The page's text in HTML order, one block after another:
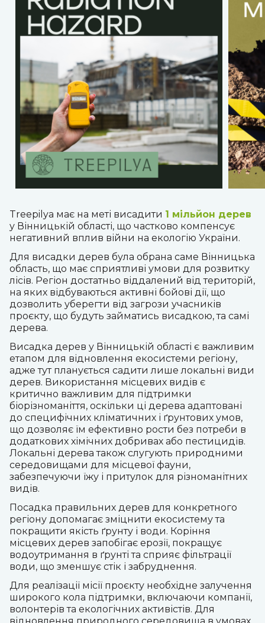
Treepilya має на меті висадити 1 мільйон дерев
у Вінницькій області, що частково компенсує
негативний вплив війни на екологію України.
Для висадки дерев була обрана саме Вінницька
область, що має сприятливі умови для розвитку
лісів. Регіон достатньо віддалений від територій,
на яких відбуваються активні бойові дії, що
дозволить уберегти від загрози учасників
проєкту, що будуть займатись висадкою, та самі
дерева.
Висадка дерев у Вінницькій області є важливим
етапом для відновлення екосистеми регіону,
адже тут планується садити лише локальні види
дерев. Використання місцевих видів є
критично важливим для підтримки
біорізноманіття, оскільки ці дерева адаптовані
до специфічних кліматичних і ґрунтових умов,
що дозволяє їм ефективно рости без потреби в
додаткових хімічних добривах або пестицидів.
Локальні дерева також слугують природними
середовищами для місцевої фауни,
забезпечуючи їжу і притулок для різноманітних
видів.
Посадка правильних дерев для конкретного
регіону допомагає зміцнити екосистему та
покращити якість ґрунту і води. Коріння
місцевих дерев запобігає ерозії, покращує
водоутримання в ґрунті та сприяє фільтрації
води, що зменшує стік і забруднення.
Для реалізації місії проєкту необхідне залучення
широкого кола підтримки, включаючи компанії,
волонтерів та екологічних активістів. Для